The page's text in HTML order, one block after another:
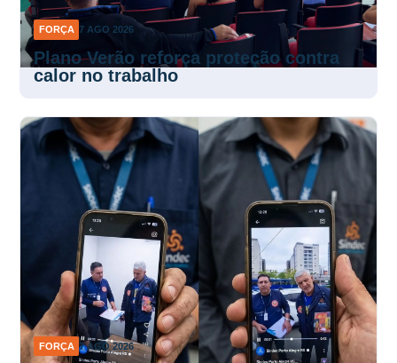
FORÇA 7 AGO 2026
Plano Verão reforça proteção contra
calor no trabalho
FORÇA 7 AGO 2026